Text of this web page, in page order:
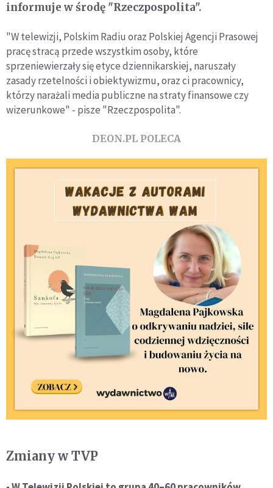
informuje w środę "Rzeczpospolita".
"W telewizji, Polskim Radiu oraz Polskiej Agencji Prasowej
pracę stracą przede wszystkim osoby, które
sprzeniewierzały się etyce dziennikarskiej, naruszały
zasady rzetelności i obiektywizmu, oraz ci pracownicy,
którzy narażali media publiczne na straty finansowe czy
wizerunkowe" - pisze "Rzeczpospolita".
DEON.PL POLECA
Zmiany w TVP